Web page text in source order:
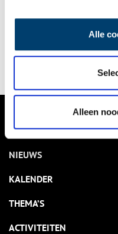
Alle
Alleen
VERHALEN
NIEUWS
KALENDER
THEMA’S
ACTIVITEITEN